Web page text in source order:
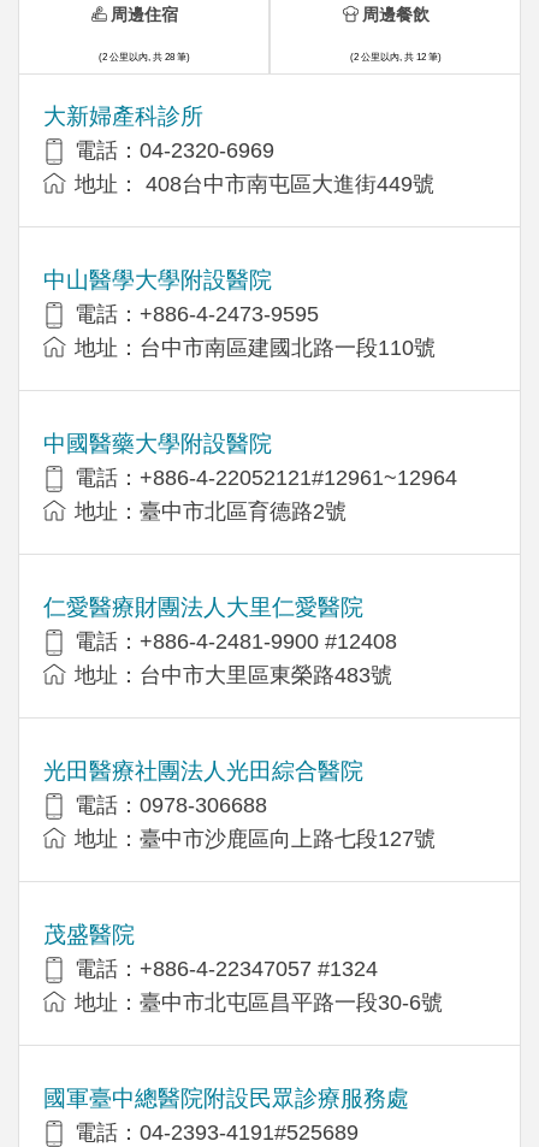
大新婦產科診所
電話：04-2320-6969
地址： 408台中市南屯區大進街449號
中山醫學大學附設醫院
電話：+886-4-2473-9595
地址：台中市南區建國北路一段110號
中國醫藥大學附設醫院
電話：+886-4-22052121#12961~12964
地址：臺中市北區育德路2號
仁愛醫療財團法人大里仁愛醫院
電話：+886-4-2481-9900 #12408
地址：台中市大里區東榮路483號
光田醫療社團法人光田綜合醫院
電話：0978-306688
地址：臺中市沙鹿區向上路七段127號
茂盛醫院
電話：+886-4-22347057 #1324
地址：臺中市北屯區昌平路一段30-6號
國軍臺中總醫院附設民眾診療服務處
電話：04-2393-4191#525689
周邊住宿
(2 公里以內, 共 28 筆)
周邊餐飲
(2 公里以內, 共 12 筆)